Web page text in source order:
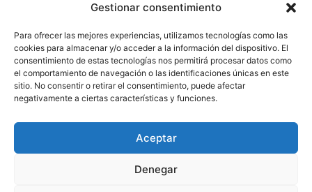
Gestionar consentimiento
Para ofrecer las mejores experiencias, utilizamos tecnologías como las
cookies para almacenar y/o acceder a la información del dispositivo. El
consentimiento de estas tecnologías nos permitirá procesar datos como
el comportamiento de navegación o las identificaciones únicas en este
sitio. No consentir o retirar el consentimiento, puede afectar
negativamente a ciertas características y funciones.
Aceptar
Denegar
Condiciones Pre-
contractuales
Condiciones de Uso
Cookies
Términos y Condiciones
Malagaentrena
Patri Fit Model
JR FIT MARKETING
MEDIA
Todos los derechos reservados 2025 - Web y Diseño
propiedad de JR FIT MARKETING MEDIA SL